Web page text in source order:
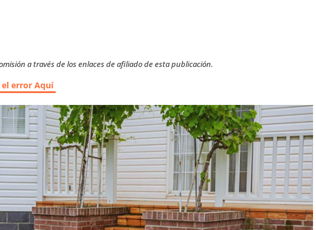
a través de los enlaces de afiliado de esta publicación.
el error Aquí